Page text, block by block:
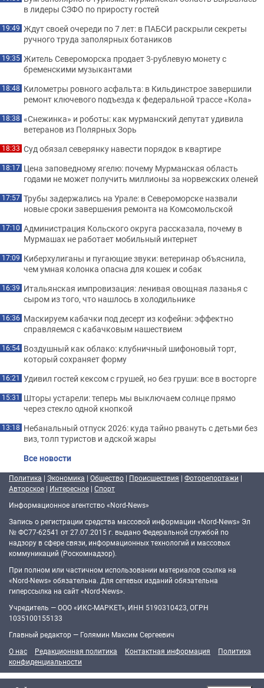
в лидеры СЗФО по приросту гостей
19:49 Ждут своей очереди по 7 лет: в ПАБСИ раскрыли секреты
ручного труда заполярных ботаников
19:35 Житель Североморска продает 3-рублевую монету с
бременскими музыкантами
18:48 Километры ровного асфальта: в Кильдинстрое завершили
ремонт ключевого подъезда к федеральной трассе «Кола»
18:38 «Снежинка» и роботы: как мурманский депутат удивила
ветеранов из Полярных Зорь
18:33 Суд обязал северянку навести порядок в квартире
18:17 Цена заповедному ягелю: почему Мурманская область
годами не может получить миллионы за норвежских оленей
17:57 Трубы задержались на Урале: в Североморске назвали
новые сроки завершения ремонта на Комсомольской
17:10 Администрация Кольского округа рассказала, почему в
Мурмашах не работает мобильный интернет
17:09 Киберхулиганы и пугающие звуки: ветеринар объяснила,
чем умная колонка опасна для кошек и собак
16:39 Итальянская импровизация: ленивая овощная лазанья с
сыром из того, что нашлось в холодильнике
16:36 Маскируем кабачки под десерт из кофейни: эффектно
справляемся с кабачковым нашествием
16:54 Воздушный как облако: клубничный шифоновый торт,
который сохраняет форму
16:21 Удивил гостей кексом с грушей, но без груши: все в восторге
15:31 Шторы устарели: теперь мы выключаем солнце прямо
через стекло одной кнопкой
13:18 Небанальный отпуск 2026: куда тайно рвануть с детьми без
виз, толп туристов и адской жары
Все новости
Политика | Экономика | Общество | Происшествия | Фоторепортажи |
Авторское | Интересное | Спорт
Информационное агентство «Nord-News»
Запись о регистрации средства массовой информации «Nord-News» Эл
№ ФС77-62541 от 27.07.2015 г. выдано Федеральной службой по
надзору в сфере связи, информационных технологий и массовых
коммуникаций (Роскомнадзор).
При полном или частичном использовании материалов ссылка на
«Nord-News» обязательна. Для сетевых изданий обязательна
гиперссылка на сайт «Nord-News».
Учредитель — ООО «ИКС-МАРКЕТ», ИНН 5190310423, ОГРН
1035100155133
Главный редактор — Голямин Максим Сергеевич
О нас
Редакционная политика Контактная информация
Политика
конфиденциальности